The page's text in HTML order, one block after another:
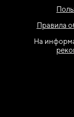
Правила
На